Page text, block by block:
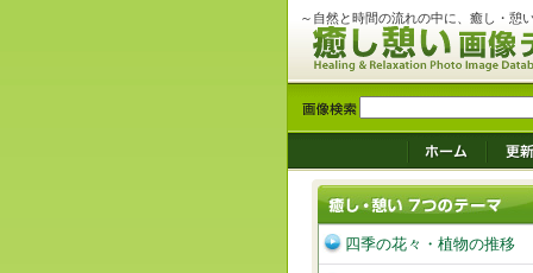
～自然と時間の流れの中に、癒し・憩
四季の花々・植物の推移